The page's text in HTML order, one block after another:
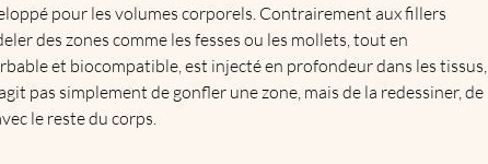
pour les volumes corporels. Contrairement aux fillers
des zones comme les fesses ou les mollets, tout en
et biocompatible, est injecté en profondeur dans les tissus,
pas simplement de gonfler une zone, mais de la redessiner, de
le reste du corps.